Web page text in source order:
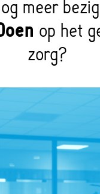
meer
op het
zorg?